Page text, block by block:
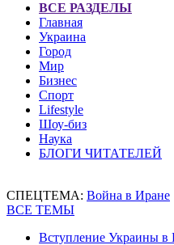
ВСЕ РАЗДЕЛЫ
Главная
Украина
Город
Мир
Бизнес
Спорт
Lifestyle
Шоу-биз
Наука
БЛОГИ ЧИТАТЕЛЕЙ
СПЕЦТЕМА: Война в Иране
ВСЕ ТЕМЫ
Вступление Украины в